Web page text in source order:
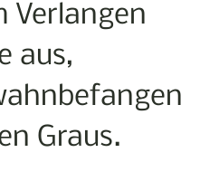
Verlangen
aus,
Graus.